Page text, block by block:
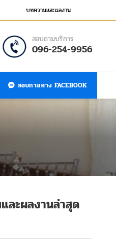
บทความและผลงาน
สอบถามบริการ
096-254-9956
สอบถามทาง FACEBOOK
ละผลงานล่าสุด